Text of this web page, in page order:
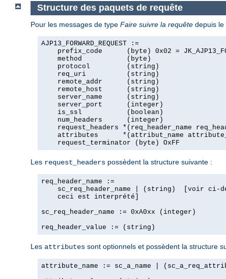
Structure des paquets de requête
Pour les messages de type Faire suivre la requête depuis le
AJP13_FORWARD_REQUEST :=
prefix_code      (byte) 0x02 =
    method           (byte)
    protocol         (string)
    req_uri          (string)
    remote_addr      (string)
    remote_host      (string)
    server_name      (string)
    server_port      (integer)
    is_ssl           (boolean)
    num_headers      (integer)
request_headers *(req_header_name
attributes      *(attribut_name
    request_terminator (byte) OxFF
Les request_headers possèdent la structure suivante :
req_header_name :=
sc_req_header_name | (string)  [voir ci-
    ceci est interprété]
sc_req_header_name := 0xA0xx (integer)
req_header_value := (string)
Les attributes sont optionnels et possèdent la structure
attribute_name := sc_a_name |